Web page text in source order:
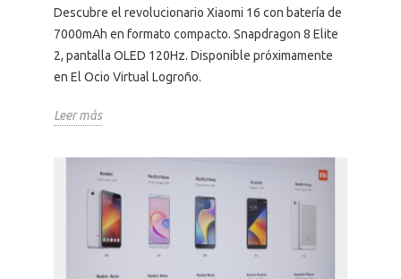
Descubre el revolucionario Xiaomi 16 con batería de
7000mAh en formato compacto. Snapdragon 8 Elite
2, pantalla OLED 120Hz. Disponible próximamente
en El Ocio Virtual Logroño.
Leer más